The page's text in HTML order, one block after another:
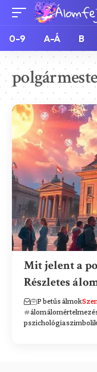
0-9 A-Á B
Mit jelent a
Részletes
P betűs álmok
álom
pszichológia